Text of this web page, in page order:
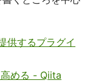
供するプラグイ
める - Qiita